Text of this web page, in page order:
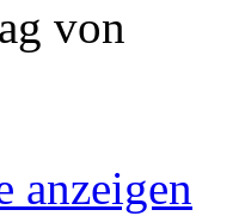
von
anzeigen